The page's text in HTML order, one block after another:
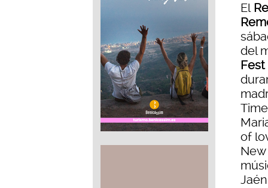
El
del
Fest
of
New